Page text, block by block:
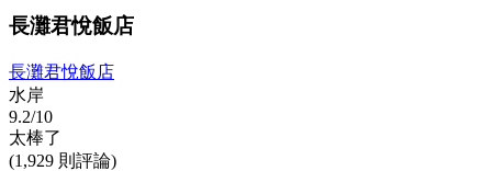
長灘君悅飯店
長灘君悅飯店
水岸
9.2/10
太棒了
(1,929 則評論)